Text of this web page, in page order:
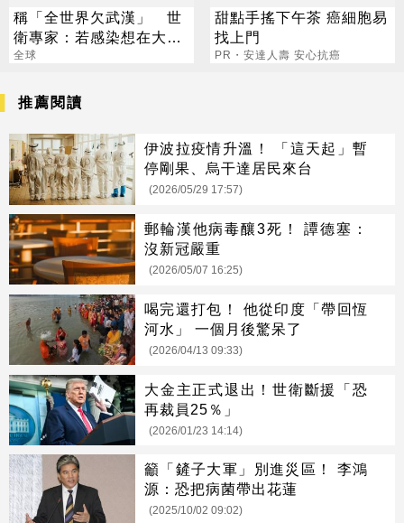
稱「全世界欠武漢」 世
衛專家：若感染想在大陸
治療
全球
甜點手搖下午茶 癌細胞易
找上門
PR・安達人壽 安心抗癌
推薦閱讀
伊波拉疫情升溫！ 「這天起」暫
停剛果、烏干達居民來台
(2026/05/29 17:57)
郵輪漢他病毒釀3死！ 譚德塞：
沒新冠嚴重
(2026/05/07 16:25)
喝完還打包！ 他從印度「帶回恆
河水」 一個月後驚呆了
(2026/04/13 09:33)
大金主正式退出！世衛斷援「恐
再裁員25％」
(2026/01/23 14:14)
籲「鏟子大軍」別進災區！ 李鴻
源：恐把病菌帶出花蓮
(2025/10/02 09:02)